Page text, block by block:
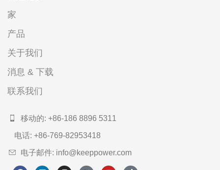
家
产品
关于我们
消息 & 下载
联系我们
移动的: +86-186 8896 5311
电话: +86-769-82953418
电子邮件: info@keeppower.com